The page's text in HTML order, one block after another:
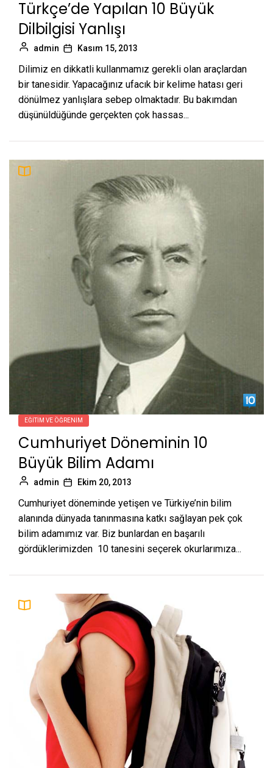
Türkçe’de Yapılan 10 Büyük
Dilbilgisi Yanlışı
admin Kasım 15, 2013
Dilimiz en dikkatli kullanmamız gerekli olan araçlardan
bir tanesidir. Yapacağınız ufacık bir kelime hatası geri
dönülmez yanlışlara sebep olmaktadır. Bu bakımdan
düşünüldüğünde gerçekten çok hassas...
EĞITIM VE ÖĞRENIM
Cumhuriyet Döneminin 10
Büyük Bilim Adamı
admin Ekim 20, 2013
Cumhuriyet döneminde yetişen ve Türkiye’nin bilim
alanında dünyada tanınmasına katkı sağlayan pek çok
bilim adamımız var. Biz bunlardan en başarılı
gördüklerimizden 10 tanesini seçerek okurlarımıza...